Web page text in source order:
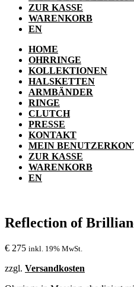
ZUR KASSE
WARENKORB
EN
HOME
OHRRINGE
KOLLEKTIONEN
HALSKETTEN
ARMBÄNDER
RINGE
CLUTCH
PRESSE
KONTAKT
MEIN
ZUR KASSE
WARENKORB
EN
Reflection of
€ 275 inkl. 19% MwSt.
zzgl. Versandkosten